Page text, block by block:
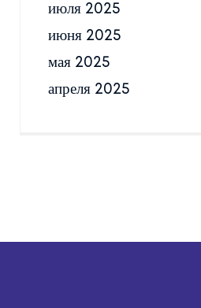
июля 2025
июня 2025
мая 2025
апреля 2025